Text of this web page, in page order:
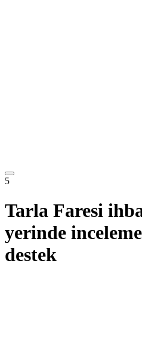
5
Tarla Faresi
yerinde
destek